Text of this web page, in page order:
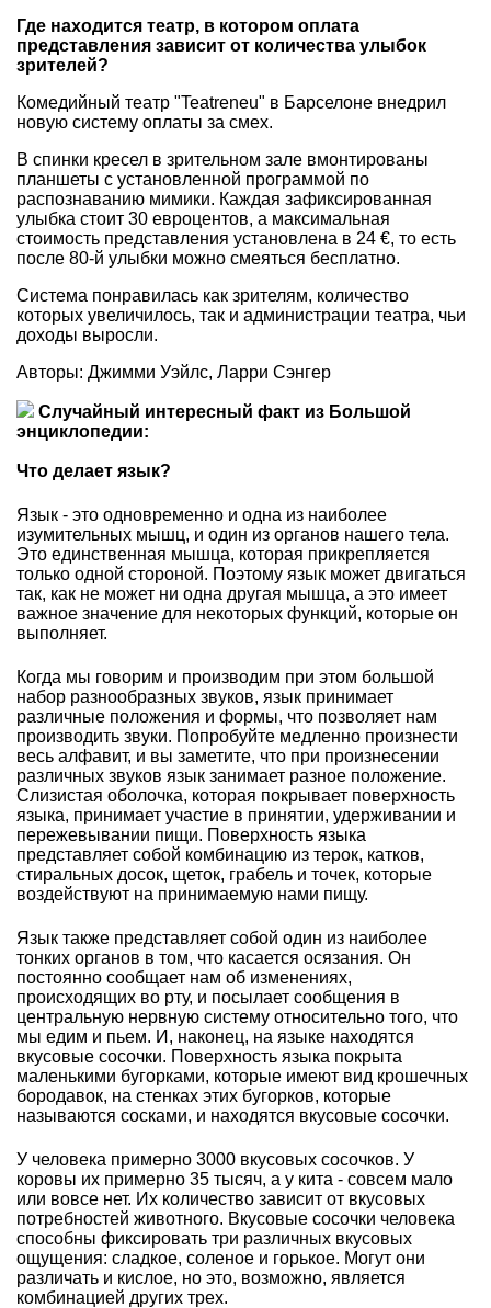
Где находится театр, в котором оплата
представления зависит от количества улыбок
зрителей?
Комедийный театр "Teatreneu" в Барселоне внедрил
новую систему оплаты за смех.
В спинки кресел в зрительном зале вмонтированы
планшеты с установленной программой по
распознаванию мимики. Каждая зафиксированная
улыбка стоит 30 евроцентов, а максимальная
стоимость представления установлена в 24 €, то есть
после 80-й улыбки можно смеяться бесплатно.
Система понравилась как зрителям, количество
которых увеличилось, так и администрации театра, чьи
доходы выросли.
Авторы: Джимми Уэйлс, Ларри Сэнгер
Случайный интересный факт из Большой
энциклопедии:
Что делает язык?
Язык - это одновременно и одна из наиболее
изумительных мышц, и один из органов нашего тела.
Это единственная мышца, которая прикрепляется
только одной стороной. Поэтому язык может двигаться
так, как не может ни одна другая мышца, а это имеет
важное значение для некоторых функций, которые он
выполняет.
Когда мы говорим и производим при этом большой
набор разнообразных звуков, язык принимает
различные положения и формы, что позволяет нам
производить звуки. Попробуйте медленно произнести
весь алфавит, и вы заметите, что при произнесении
различных звуков язык занимает разное положение.
Слизистая оболочка, которая покрывает поверхность
языка, принимает участие в принятии, удерживании и
пережевывании пищи. Поверхность языка
представляет собой комбинацию из терок, катков,
стиральных досок, щеток, грабель и точек, которые
воздействуют на принимаемую нами пищу.
Язык также представляет собой один из наиболее
тонких органов в том, что касается осязания. Он
постоянно сообщает нам об изменениях,
происходящих во рту, и посылает сообщения в
центральную нервную систему относительно того, что
мы едим и пьем. И, наконец, на языке находятся
вкусовые сосочки. Поверхность языка покрыта
маленькими бугорками, которые имеют вид крошечных
бородавок, на стенках этих бугорков, которые
называются сосками, и находятся вкусовые сосочки.
У человека примерно 3000 вкусовых сосочков. У
коровы их примерно 35 тысяч, а у кита - совсем мало
или вовсе нет. Их количество зависит от вкусовых
потребностей животного. Вкусовые сосочки человека
способны фиксировать три различных вкусовых
ощущения: сладкое, соленое и горькое. Могут они
различать и кислое, но это, возможно, является
комбинацией других трех.